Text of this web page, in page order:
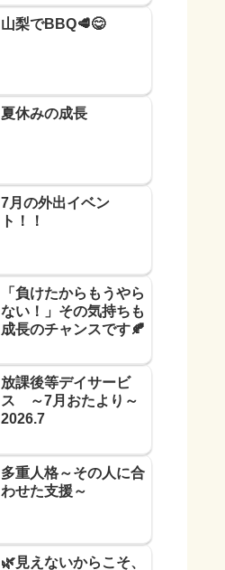
山梨でBBQ🥩😋
夏休みの成長
7月の外出イベン
ト！！
「負けたからもうやら
ない！」その気持ちも
成長のチャンスです🍂
放課後等デイサービ
ス ～7月おたより～
2026.7
多重人格～その人に合
わせた支援～
🌿見えないからこそ、